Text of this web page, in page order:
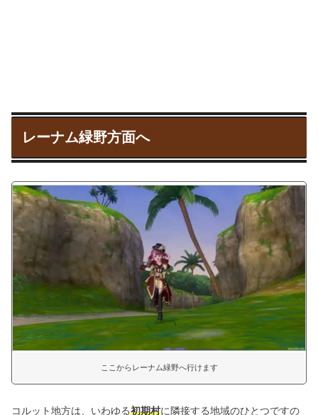
レーナム緑野方面へ
ここからレーナム緑野へ行けます
コルット地方は、いわゆる初期村に隣接する地域のひとつですの